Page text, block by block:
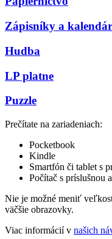
Zápisníky a
Hudba
LP platne
Puzzle
Prečítate na zariadeniach:
Pocketbook
Kindle
Smartfón či tablet s
Počítač s príslušnou
Nie je možné meniť
väčšie obrazovky.
Viac informácií v našich